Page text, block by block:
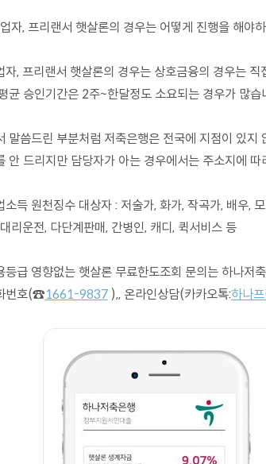
자, 프리랜서 햇살론의 경우는 어떻게 진행을 해야
자, 프리랜서 햇살론의 경우는 상호금융의 경우는
균 승인기간은 2주~한달정도 소요되는 경우가 많
말씀드린 부분처럼 저축은행은 전국에 지점이 있
안 드리지만 담당자가 아는 경우에서는 주소지에
소득 원천징수 대상자 : 저술가, 화가, 작곡가, 배우,
리운전, 다단계판매, 간병인, 캐디, 퀵서비스 등
등급 영향없는 햇살론 무료한도조회 문의는 하나저
번호(☎1661-9837 ),, 온라인상담(카카오톡:하나